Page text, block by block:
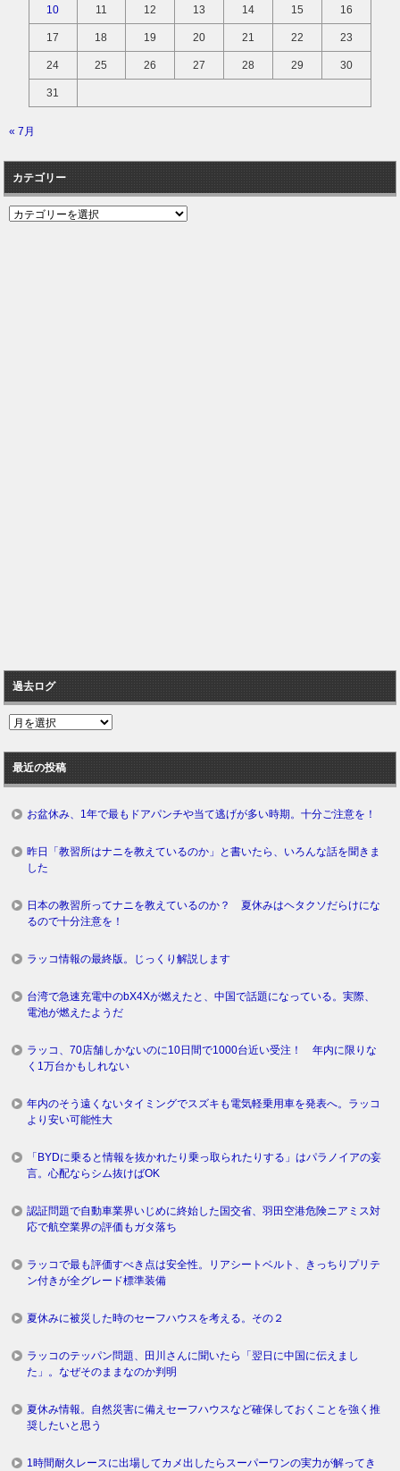
10 11 12 13 14 15 16
17 18 19 20 21 22 23
24 25 26 27 28 29 30
31
« 7月
カテゴリー
カ
過去ログ
過
ロ
グ
最近の投稿
お盆休み、1年で最もドアパンチや当て逃げが多い時期。十分ご注意を！
昨日「教習所はナニを教えているのか」と書いたら、いろんな話を聞きま
した
日本の教習所ってナニを教えているのか？ 夏休みはヘタクソだらけにな
るので十分注意を！
ラッコ情報の最終版。じっくり解説します
台湾で急速充電中のbX4Xが燃えたと、中国で話題になっている。実際、
電池が燃えたようだ
ラッコ、70店舗しかないのに10日間で1000台近い受注！ 年内に限りな
く1万台かもしれない
年内のそう遠くないタイミングでスズキも電気軽乗用車を発表へ。ラッコ
より安い可能性大
「BYDに乗ると情報を抜かれたり乗っ取られたりする」はパラノイアの妄
言。心配ならシム抜けばOK
認証問題で自動車業界いじめに終始した国交省、羽田空港危険ニアミス対
応で航空業界の評価もガタ落ち
ラッコで最も評価すべき点は安全性。リアシートベルト、きっちりプリテ
ン付きが全グレード標準装備
夏休みに被災した時のセーフハウスを考える。その２
ラッコのテッパン問題、田川さんに聞いたら「翌日に中国に伝えまし
た」。なぜそのままなのか判明
夏休み情報。自然災害に備えセーフハウスなど確保しておくことを強く推
奨したいと思う
1時間耐久レースに出場してカメ出したらスーパーワンの実力が解ってき